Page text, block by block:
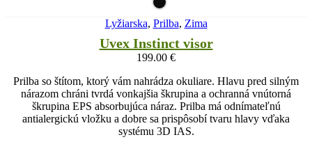
Lyžiarska, Prilba, Zima
Uvex Instinct visor
199.00 €
Prilba so štítom, ktorý vám nahrádza okuliare. Hlavu pred silným
nárazom chráni tvrdá vonkajšia škrupina a ochranná vnútorná
škrupina EPS absorbujúca náraz. Prilba má odnímateľnú
antialergickú vložku a dobre sa prispôsobí tvaru hlavy vďaka
systému 3D IAS.